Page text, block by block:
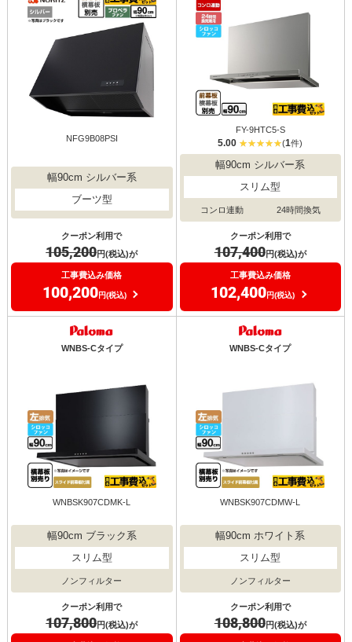
NFG9B08PSI
幅90cm シルバー系
ブーツ型
クーポン利用で
105,200円(税込)が
工事費込み価格
100,200円(税込)
FY-9HTC5-S
5.00 (1件)
幅90cm シルバー系
スリム型
コンロ連動 24時間換気
クーポン利用で
107,400円(税込)が
工事費込み価格
102,400円(税込)
WNBS-Cタイプ
WNBSK907CDMK-L
幅90cm ブラック系
スリム型
ノンフィルター
クーポン利用で
107,800円(税込)が
WNBS-Cタイプ
WNBSK907CDMW-L
幅90cm ホワイト系
スリム型
ノンフィルター
クーポン利用で
108,800円(税込)が